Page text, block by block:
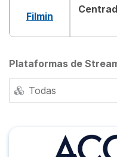
Filmin
Plataformas de
Todas